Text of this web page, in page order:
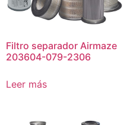
Filtro separador Airmaze
203604-079-2306
Leer más